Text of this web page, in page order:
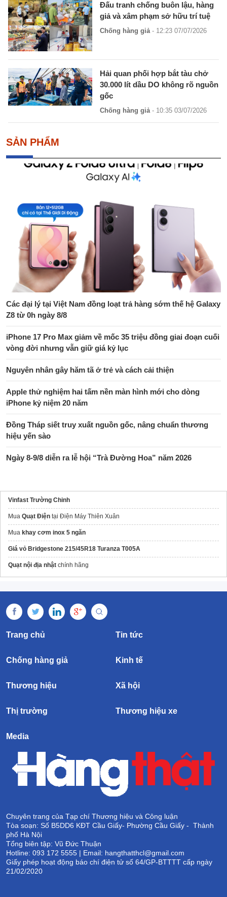
Đấu tranh chống buôn lậu, hàng
giả và xâm phạm sở hữu trí tuệ
Chống hàng giả- 12:23 07/07/2026
Hải quan phối hợp bắt tàu chở
30.000 lít dầu DO không rõ nguồn
gốc
Chống hàng giả - 10:35 03/07/2026
SẢN PHẨM
Các đại lý tại Việt Nam đồng loạt trả hàng sớm thế hệ Galaxy
Z8 từ 0h ngày 8/8
iPhone 17 Pro Max giảm về mốc 35 triệu đồng giai đoạn cuối
vòng đời nhưng vẫn giữ giá kỷ lục
Nguyên nhân gây hăm tã ở trẻ và cách cải thiện
Apple thử nghiệm hai tấm nền màn hình mới cho dòng
iPhone kỷ niệm 20 năm
Đồng Tháp siết truy xuất nguồn gốc, nâng chuẩn thương
hiệu yến sào
Ngày 8-9/8 diễn ra lễ hội “Trà Đường Hoa” năm 2026
Vinfast Trường Chinh
Mua Quạt Điện tại Điện Máy Thiên Xuân
Mua khay cơm inox 5 ngăn
Giá vỏ Bridgestone 215/45R18 Turanza T005A
Quạt nội địa nhật chính hãng
Trang chủ Tin tức
Chống hàng giả Kinh tế
Thương hiệu Xã hội
Thị trường Thương hiệu xe
Media
Chuyên trang của Tạp chí Thương hiệu và Công luận
Tòa soạn: Số B5DD6 KĐT Cầu Giấy- Phường Cầu Giấy - Thành
phố Hà Nội
Tổng biên tập: Vũ Đức Thuận
Hotline: 093 172 5555 | Email: hangthatthcl@gmail.com
Giấy phép hoạt động báo chí điện tử số 64/GP-BTTTT cấp ngày
21/02/2020